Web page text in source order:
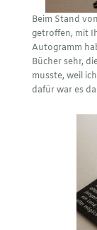
Beim Stand
getroffen, mit
Autogramm
Bücher sehr,
musste, weil
dafür war es